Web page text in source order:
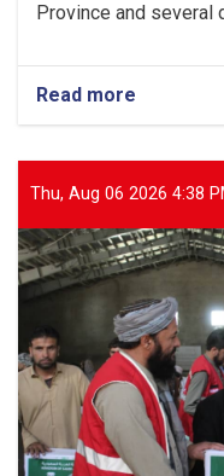
Province and several
Read more
Balkh:
13
Tons
Food
Items
to
437
Families
Thu, Aug 06 2026 4:38